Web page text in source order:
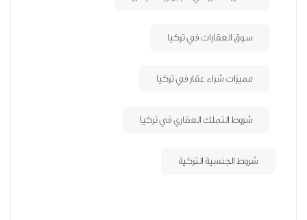
سوق العقارات في تركيا
مميزات شراء عقار في تركيا
شروط التملك العقاري في تركيا
شروط الجنسية التركية